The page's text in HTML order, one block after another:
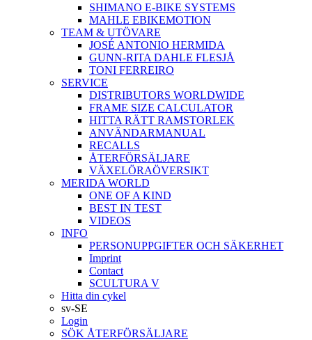
SHIMANO E-BIKE SYSTEMS
MAHLE EBIKEMOTION
TEAM & UTÖVARE
JOSÉ ANTONIO HERMIDA
GUNN-RITA DAHLE FLESJÅ
TONI FERREIRO
SERVICE
DISTRIBUTORS WORLDWIDE
FRAME SIZE CALCULATOR
HITTA RÄTT RAMSTORLEK
ANVÄNDARMANUAL
RECALLS
ÅTERFÖRSÄLJARE
VÄXELÖRAÖVERSIKT
MERIDA WORLD
ONE OF A KIND
BEST IN TEST
VIDEOS
INFO
PERSONUPPGIFTER OCH SÄKERHET
Imprint
Contact
SCULTURA V
Hitta din cykel
sv-SE
Login
SÖK ÅTERFÖRSÄLJARE